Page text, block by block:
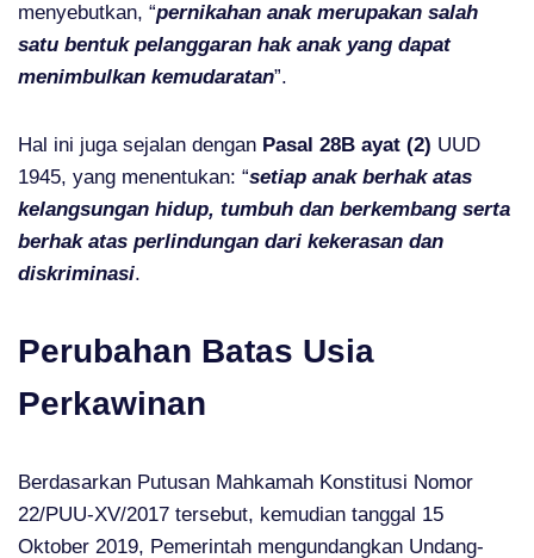
menyebutkan, “pernikahan anak merupakan salah
satu bentuk pelanggaran hak anak yang dapat
menimbulkan kemudaratan”.
Hal ini juga sejalan dengan Pasal 28B ayat (2) UUD
1945, yang menentukan: “setiap anak berhak atas
kelangsungan hidup, tumbuh dan berkembang serta
berhak atas perlindungan dari kekerasan dan
diskriminasi.
Perubahan Batas Usia
Perkawinan
Berdasarkan Putusan Mahkamah Konstitusi Nomor
22/PUU-XV/2017 tersebut, kemudian tanggal 15
Oktober 2019, Pemerintah mengundangkan Undang-